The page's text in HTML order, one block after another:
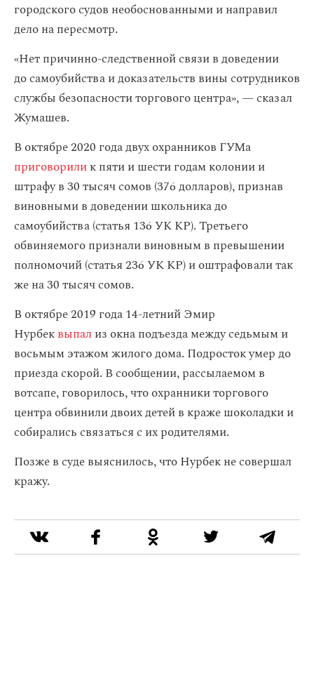
городского судов необоснованными и направил
дело на пересмотр.
«Нет причинно-следственной связи в доведении
до самоубийства и доказательств вины сотрудников
службы безопасности торгового центра», — сказал
Жумашев.
В октябре 2020 года двух охранников ГУМа
приговорилик пяти и шести годам колонии и
штрафу в 30 тысяч сомов (376 долларов), признав
виновными в доведении школьника до
самоубийства (статья 136 УК КР). Третьего
обвиняемого признали виновным в превышении
полномочий (статья 236 УК КР) и оштрафовали так
же на 30 тысяч сомов.
В октябре 2019 года 14-летний Эмир
Нурбеквыпал из окна подъезда между седьмым и
восьмым этажом жилого дома. Подросток умер до
приезда скорой. В сообщении, рассылаемом в
вотсапе, говорилось, что охранники торгового
центра обвинили двоих детей в краже шоколадки и
собирались связаться с их родителями.
Позже в суде выяснилось, что Нурбек не совершал
кражу.